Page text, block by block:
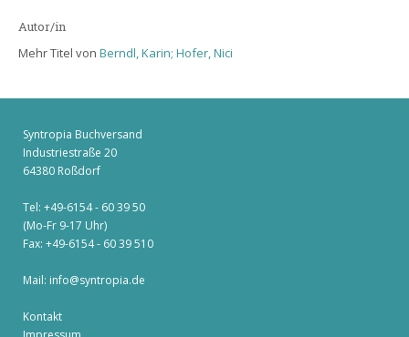
Autor/in
Mehr Titel von Berndl, Karin; Hofer, Nici
Syntropia Buchversand
Industriestraße 20
64380 Roßdorf
Tel: +49-6154 - 60 39 50
(Mo-Fr 9-17 Uhr)
Fax: +49-6154 - 60 39 510
Mail: info@syntropia.de
Kontakt